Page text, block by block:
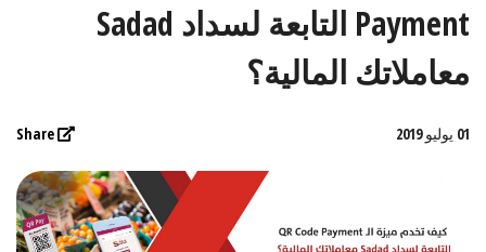
Payment التابعة لسداد Sadad
معاملاتك المالية؟
01 يوليو 2019 Share